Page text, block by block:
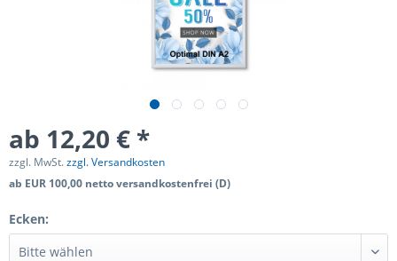
ab 12,20 € *
zzgl. MwSt.zzgl. Versandkosten
ab EUR 100,00 netto versandkostenfrei (D)
Ecken: